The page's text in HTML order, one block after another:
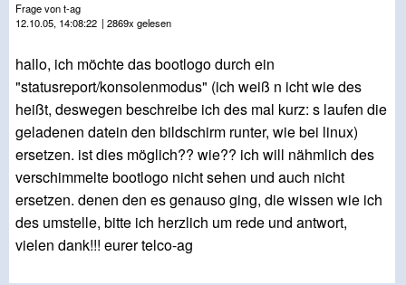
Frage von t-ag
12.10.05, 14:08:22 | 2869x gelesen
hallo, ich möchte das bootlogo durch ein
"statusreport/konsolenmodus" (ich weiß n icht wie des
heißt, deswegen beschreibe ich des mal kurz: s laufen die
geladenen datein den bildschirm runter, wie bei linux)
ersetzen. ist dies möglich?? wie?? ich will nähmlich des
verschimmelte bootlogo nicht sehen und auch nicht
ersetzen. denen den es genauso ging, die wissen wie ich
des umstelle, bitte ich herzlich um rede und antwort,
vielen dank!!! eurer telco-ag